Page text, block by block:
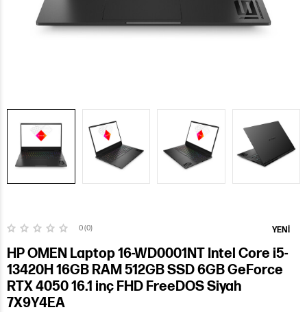
YENI
0 (0)
HP OMEN Laptop 16-WD0001NT Intel Core i5-
13420H 16GB RAM 512GB SSD 6GB GeForce
RTX 4050 16.1 inç FHD FreeDOS Siyah
7X9Y4EA